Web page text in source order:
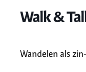
Walk &
Wandelen als